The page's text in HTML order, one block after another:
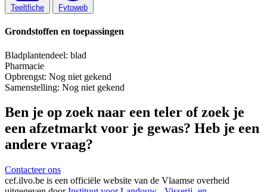
Teeltfiche Fytoweb
Grondstoffen en toepassingen
Bladplantendeel: blad
Pharmacie
Opbrengst: Nog niet gekend
Samenstelling: Nog niet gekend
Ben je op zoek naar een teler of zoek je
een afzetmarkt voor je gewas? Heb je een
andere vraag?
Contacteer ons
cef.ilvo.be is een officiële website van de Vlaamse overheid